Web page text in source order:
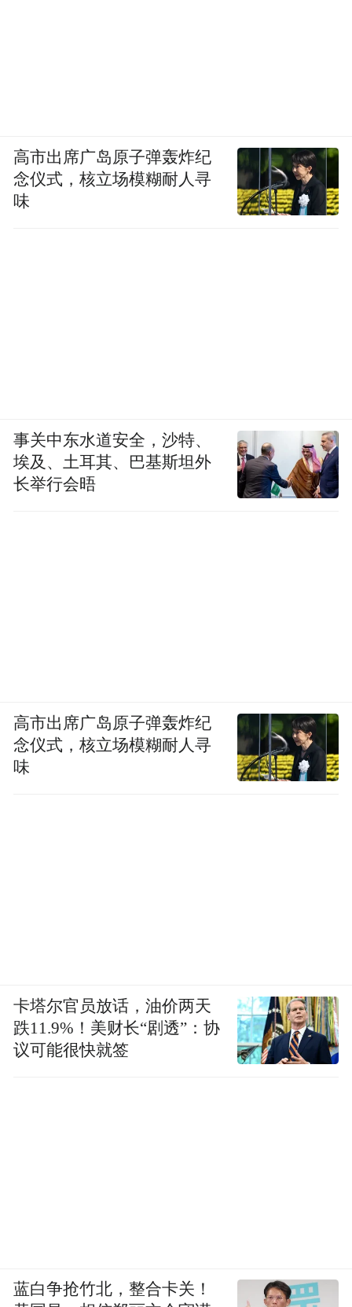
高市出席广岛原子弹轰炸纪
念仪式，核立场模糊耐人寻
味
事关中东水道安全，沙特、
埃及、土耳其、巴基斯坦外
长举行会晤
高市出席广岛原子弹轰炸纪
念仪式，核立场模糊耐人寻
味
卡塔尔官员放话，油价两天
跌11.9%！美财长“剧透”：协
议可能很快就签
蓝白争抢竹北，整合卡关！